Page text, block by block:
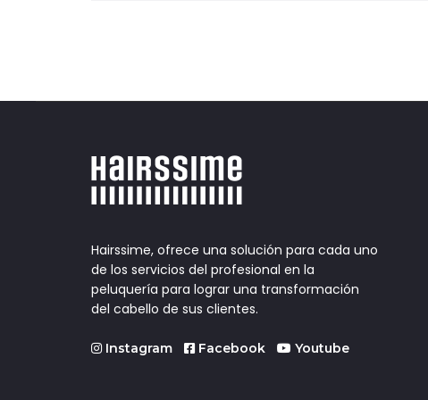
Hairssime, ofrece una solución para cada uno
de los servicios del profesional en la
peluquería para lograr una transformación
del cabello de sus clientes.
Instagram Facebook Youtube